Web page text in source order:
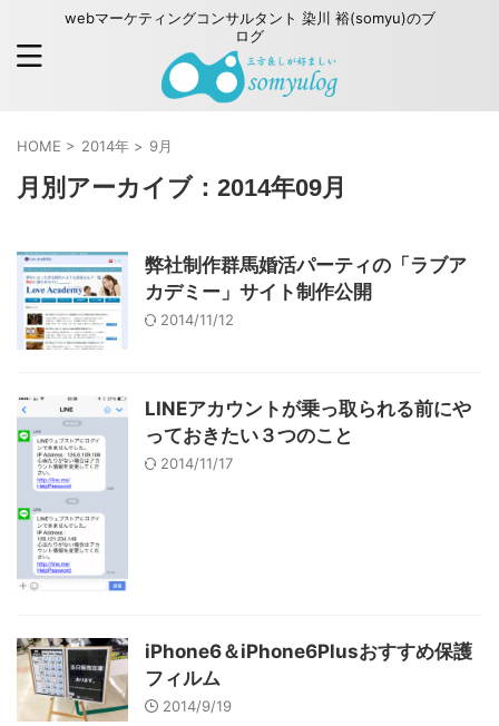
webマーケティングコンサルタント 染川 裕(somyu)のブ
ログ
HOME > 2014年 > 9月
月別アーカイブ：2014年09月
弊社制作群馬婚活パーティの「ラブア
カデミー」サイト制作公開
2014/11/12
LINEアカウントが乗っ取られる前にや
っておきたい３つのこと
2014/11/17
iPhone6＆iPhone6Plusおすすめ保護
フィルム
2014/9/19